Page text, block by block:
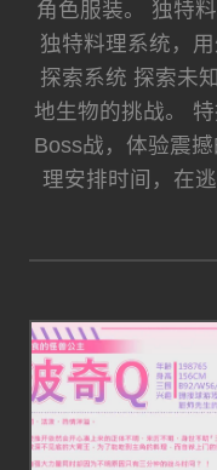
角色服装。 独特
独特料理系统，
探索系统 探索未
地生物的挑战。
Boss战，体验震
理安排时间，在